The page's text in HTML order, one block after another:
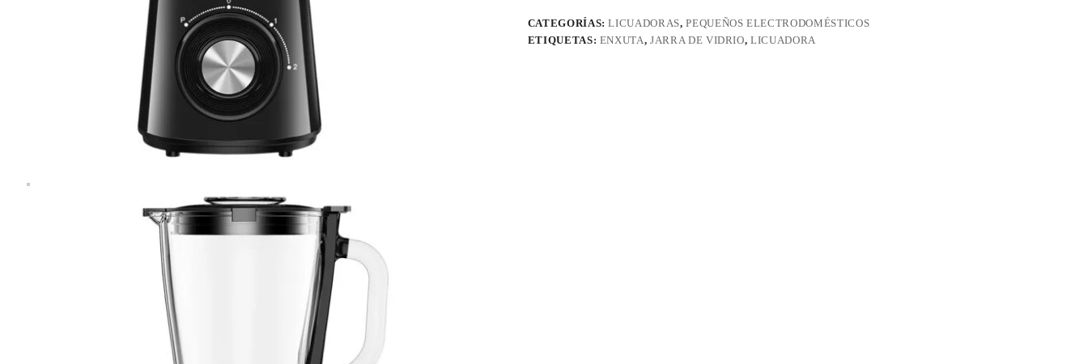
Vidrio
SDAENXLV8999
cantidad
CATEGORÍAS:LICUADORAS,PEQUEÑOS ELECTRODOMÉSTICOS
ETIQUETAS: ENXUTA,JARRA DE VIDRIO,LICUADORA